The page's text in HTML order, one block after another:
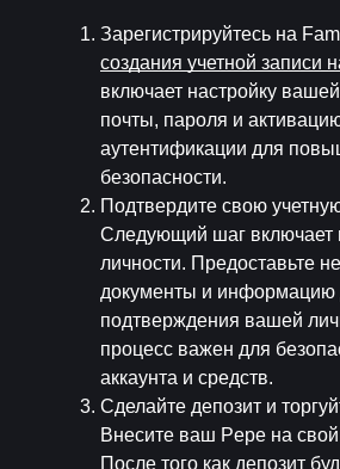
Зарегистрируйтесь на
создания учетной записи
включает настройку
почты, пароля и
аутентификации для
безопасности.
Подтвердите свою
Следующий шаг включает
личности. Предоставьте
документы и информацию
подтверждения вашей
процесс важен для
аккаунта и средств.
Сделайте депозит и
Внесите ваш Pepe на свой
После того как депозит